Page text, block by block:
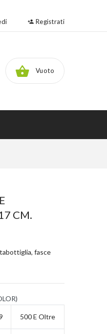
Registrati
Vuoto
CM.
fasce
500 E Oltre